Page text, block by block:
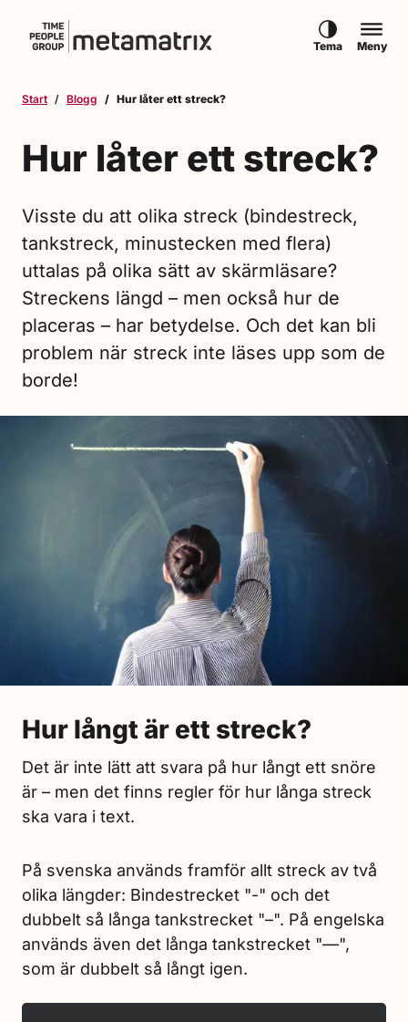
Hoppa till innehåll
Tema Meny
Start Blogg Hur låter ett streck?
Hur låter ett streck?
Visste du att olika streck (bindestreck,
tankstreck, minustecken med flera)
uttalas på olika sätt av skärmläsare?
Streckens längd – men också hur de
placeras – har betydelse. Och det kan bli
problem när streck inte läses upp som de
borde!
Hur långt är ett streck?
Det är inte lätt att svara på hur långt ett snöre
är – men det finns regler för hur långa streck
ska vara i text.
På svenska används framför allt streck av två
olika längder: Bindestrecket "-" och det
dubbelt så långa tankstrecket "–". På engelska
används även det långa tankstrecket "—",
som är dubbelt så långt igen.